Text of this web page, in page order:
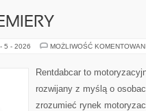
5 - 2026 MOŻLIWOŚĆ
Rentdabcar to
rozwijany z myślą o
zrozumieć rynek